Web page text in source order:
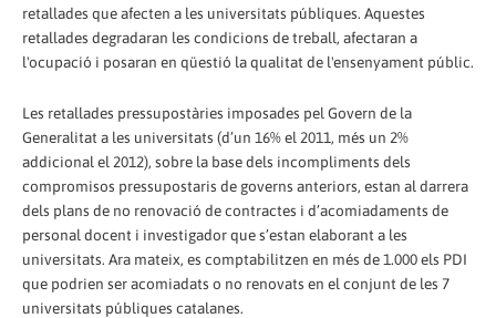
retallades que afecten a les universitats públiques. Aquestes
retallades degradaran les condicions de treball, afectaran a
l'ocupació i posaran en qüestió la qualitat de l'ensenyament públic.
Les retallades pressupostàries imposades pel Govern de la
Generalitat a les universitats (d’un 16% el 2011, més un 2%
addicional el 2012), sobre la base dels incompliments dels
compromisos pressupostaris de governs anteriors, estan al darrera
dels plans de no renovació de contractes i d’acomiadaments de
personal docent i investigador que s’estan elaborant a les
universitats. Ara mateix, es comptabilitzen en més de 1.000 els PDI
que podrien ser acomiadats o no renovats en el conjunt de les 7
universitats públiques catalanes.